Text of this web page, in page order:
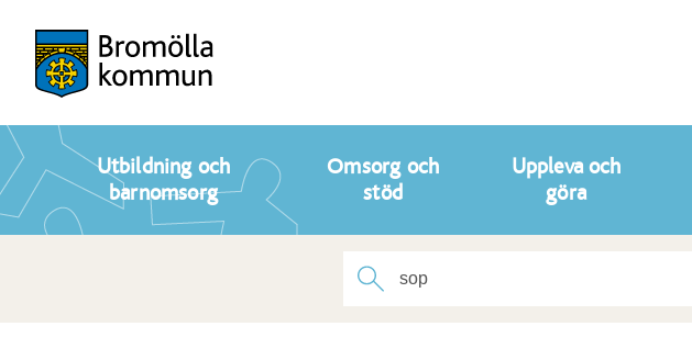
Utbildning och
barnomsorg
Omsorg och
stöd
Uppleva och
göra